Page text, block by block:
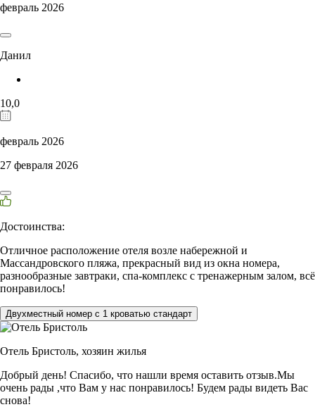
февраль 2026
Данил
10,0
февраль 2026
27 февраля 2026
Достоинства:
Отличное расположение отеля возле набережной и
Массандровского пляжа, прекрасный вид из окна номера,
разнообразные завтраки, спа-комплекс с тренажерным залом, всё
понравилось!
Двухместный номер с 1 кроватью стандарт
Отель Бристоль, хозяин жилья
Добрый день! Спасибо, что нашли время оставить отзыв.Мы
очень рады ,что Вам у нас понравилось! Будем рады видеть Вас
снова!